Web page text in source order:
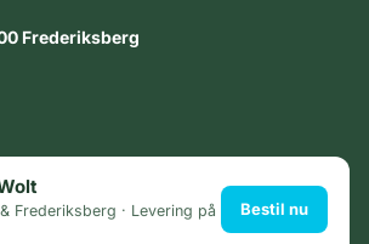
Frederiksberg
Frederiksberg · Levering på
Bestil nu